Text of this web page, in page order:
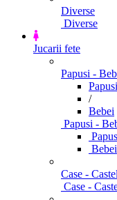
Diverse
Diverse
Jucarii fete
Papusi -
Papusi
/
Bebei
Papusi -
Bebei
Case -
Case -